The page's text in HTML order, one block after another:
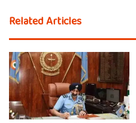
Related Articles